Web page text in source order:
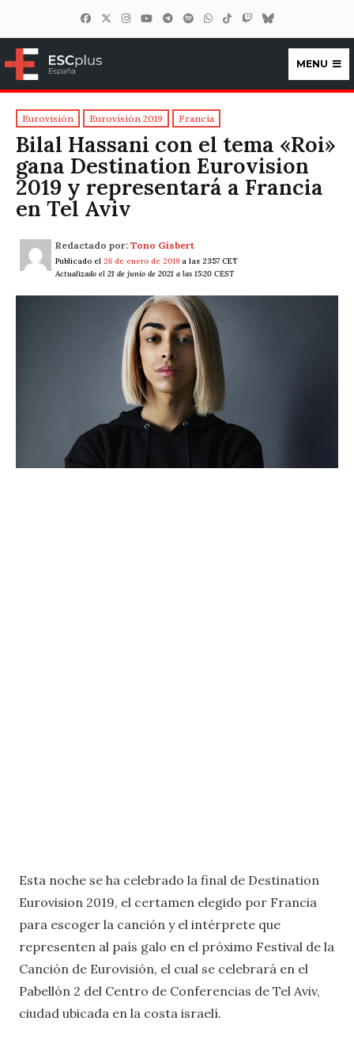
ESCplus España
MENU
Eurovisión Eurovisión 2019 Francia
Bilal Hassani con el tema «Roi»
gana Destination Eurovision
2019 y representará a Francia
en Tel Aviv
Redactado por: Tono Gisbert
Publicado el 26 de enero de 2019 a las 23:57 CET
Actualizado el 21 de junio de 2021 a las 15:20 CEST
Esta noche se ha celebrado la final de Destination
Eurovision 2019, el certamen elegido por Francia
para escoger la canción y el intérprete que
representen al país galo en el próximo Festival de la
Canción de Eurovisión, el cual se celebrará en el
Pabellón 2 del Centro de Conferencias de Tel Aviv,
ciudad ubicada en la costa israelí.